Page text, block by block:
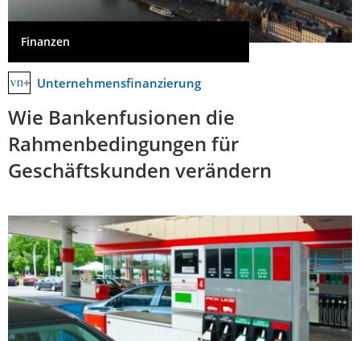
Finanzen
Unternehmensfinanzierung
Wie Bankenfusionen die
Rahmenbedingungen für
Geschäftskunden verändern